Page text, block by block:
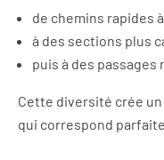
de chemins rapides
à des sections plus
puis à des passages
Cette diversité crée
qui correspond